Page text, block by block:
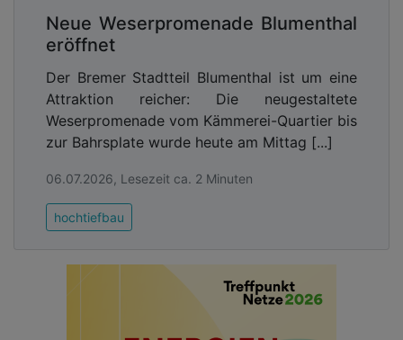
Neue Weserpromenade Blumenthal
eröffnet
Der Bremer Stadtteil Blumenthal ist um eine
Attraktion reicher: Die neugestaltete
Weserpromenade vom Kämmerei-Quartier bis
zur Bahrsplate wurde heute am Mittag [...]
06.07.2026, Lesezeit ca. 2 Minuten
hochtiefbau